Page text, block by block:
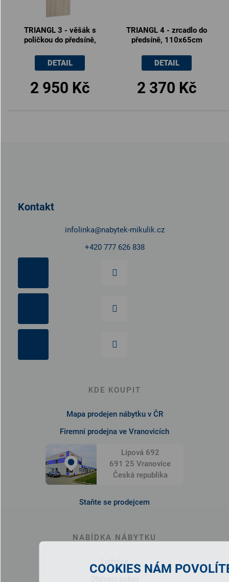
COOKIES NÁM
TRIANGL 3 - věšák s
poličkou do předsíně,
2 950 Kč
DETAIL
TRIANGL 4 - zrcadlo do
předsíně, 110x65cm
2 370 Kč
DETAIL
Kontakt
infolinka@nabytek-mikulik.cz
+420 777 626 838
KDE KOUPIT
Mapa prodejen nábytku v ČR
Firemní prodejna ve Vranovicích
Lipová 692
691 25 Vranovice
Česká republika
Staňte se prodejcem
NABÍDKA NÁBYTKU